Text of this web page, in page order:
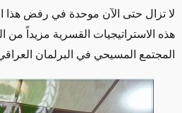
لا تزال حتى الآن موحدة في رفض هذا
هذه الاستراتيجيات القسرية مزيداً من
المجتمع المسيحي في البرلمان